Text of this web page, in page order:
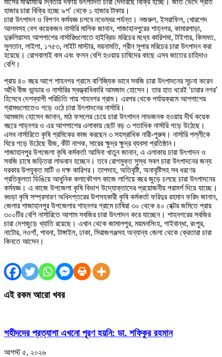
হাজার চারা বিক্রি হচ্ছে ৯শ’ থেকে ১ হাজার টাকায়।
চারা উৎপাদন ও বিপণন কর্মযজ্ঞ চলবে নভেম্বর পর্যন্ত। নজরুল, ইসরাফিল, খোরশেদ
আলমসহ বেশ কয়েকজন নার্সারি মালিক জানান, শাজাহানপুরের শাহ্নগর, কামারপাড়া,
দুরুলিয়াসহ আশপাশের নার্সারিগুলোতে হাইব্রিড মরিচের মধ্যে কারিশমা, টাইগার, কিসমত,
সুলতান, লাইলা, ১৭৫৩, লাইট মাস্টার, ময়নামতি, গ্রীন সুপার মরিচের চারা উৎপাদন করা
হয়েছে। রোগবালাই কম এবং ফলন বেশি হওয়ায় চাষিদের কাছে এসব জাতের চাহিদাও
বেশি।
প্রায় ৪০ বছর আগে শাহনগর গ্রামে বাণিজ্যিক ভাবে সবজি চারা উৎপাদনের সূচনা করেন
আঁখি বীজ ভান্ডার ও নার্সারির স্বত্ত্বাধিকারি আমজাদ হোসেন। তার হাত ধরেই ‘চারার নগর’
হিসেবে দেশব্যাপী পরিচিতি পায় শাহনগর গ্রাম। এরপর থেকে পর্যায়ক্রমে আশপাশের
গ্রামগুলোতেও গড়ে ওঠে চারা উৎপাদনের নার্সারি।
আমজাদ হোসেন জানান, মাঠ ফসলের চেয়ে চারা উৎপাদন লাভজনক হওয়ায় দীর্ঘ কয়েক
বছরে শাহ্নগর ও এর আশপাশের এলাকায় ছোট বড় ৩ শতাধিক নার্সারি গড়ে উঠেছে।
এসব নার্সারিতে কৃষি শ্রমিকের কাজ করছেন ৩ সহস্রাধিক নারী-পুরুষ। নার্সারি পল্লীকে
ঘিরে গড়ে উঠেছে বীজ, কীট নাশক, সারের ক্ষুদ্র ক্ষুদ্র ব্যবসা প্রতিষ্ঠান।
শাজাহানপুর উপজেলা কৃষি কর্মকর্তা আমিনা খাতুন জানান, এ এলাকায় চারা উৎপাদন ও
সবজি চাষে জড়িতরা লাভবান হচ্ছেন। তবে রোগমুক্ত সুস্থ সবল চারা উৎপাদনের জন্য
দরকার উপযুক্ত মাটি ও দক্ষ কারিগর। তাপদাহ, অতিবৃষ্টি, অনাবৃষ্টিসহ সব ধরণের
প্রতিকূলতা ডিঙিয়ে আধুনিক কলাকৌশল কাজে লাগিয়ে বছর জুড়ে চলছে চারা উৎপাদনের
কর্মযজ্ঞ। এ কাজে উপজেলা কৃষি বিভাগ উদ্যোক্তাদের প্রয়োজনীয় পরামর্শ দিয়ে যাচ্ছে।
বগুড়া কৃষি সম্প্রসারণ অধিদপ্তরের উপসহকারী কৃষি কর্মকর্তা ফরিদুর রহমান ফরিদ জানান,
জেলার শাজাহানপুর উপজেলার শাহনগর গ্রামে চাষিরা ৩০ থেকে ৪০ হেক্টর জমিতে প্রায়
৩০০টির বেশি নার্সারিতে আগাম সবজির চারা উৎপাদন করে যাচ্ছেন। শাহনগরের সবজির
চারা দেশজুড়ে খ্যাতি রয়েছে। এখান থেকে জামালপুর, ময়মনসিংহ, গাইবান্ধা, রংপুর,
নাটোর, নওগাঁ, পাবনা, টাঙ্গাইল, ঢাকা, সিরাজগঞ্জসহ অন্যান্য জেলা থেকে ক্রেতারা চারা
কিনতে আসেন।
এই রকম আরো খবর
শহীদদের প্রত্যাশা এখনো পূরণ হয়নি: ডা. শফিকুর রহমান
আগস্ট ৫, ২০২৬